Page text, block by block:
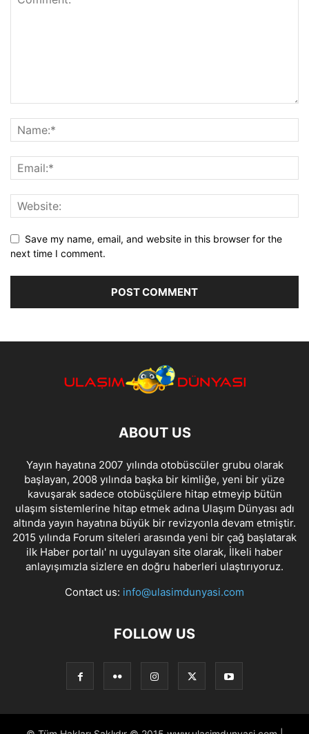
Save my name, email, and website in this browser for the
next time I comment.
ABOUT US
Yayın hayatına 2007 yılında otobüscüler grubu olarak
başlayan, 2008 yılında başka bir kimliğe, yeni bir yüze
kavuşarak sadece otobüsçülere hitap etmeyip bütün
ulaşım sistemlerine hitap etmek adına Ulaşım Dünyası adı
altında yayın hayatına büyük bir revizyonla devam etmiştir.
2015 yılında Forum siteleri arasında yeni bir çağ başlatarak
ilk Haber portalı' nı uygulayan site olarak, İlkeli haber
anlayışımızla sizlere en doğru haberleri ulaştırıyoruz.
Contact us: info@ulasimdunyasi.com
FOLLOW US